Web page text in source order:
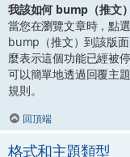
我該如何 bump（推文
當您在瀏覽文章時，點
bump（推文）到該版
麼表示這個功能已經被
可以簡單地透過回覆主
規則。
回頂端
格式和主題類型